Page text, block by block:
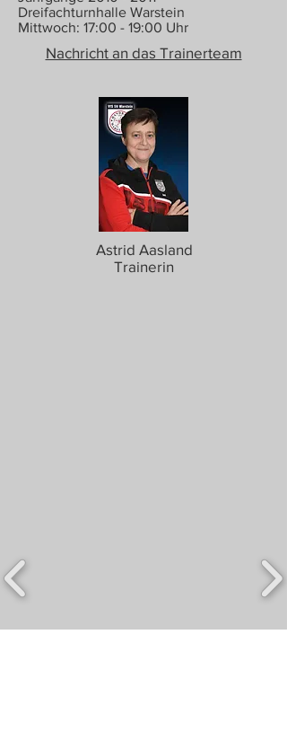
Dreifachturnhalle Warstein
Mittwoch: 17:00 - 19:00 Uhr
Nachricht an das Trainerteam
Astrid Aasland
Trainerin